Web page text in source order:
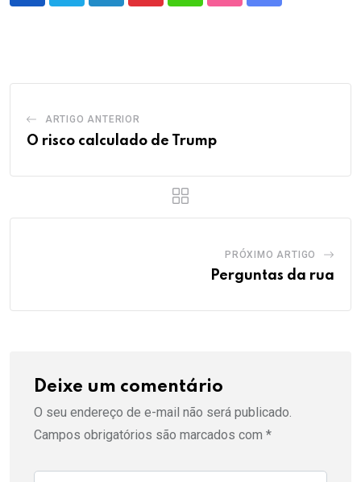
ARTIGO ANTERIOR
O risco calculado de Trump
PRÓXIMO ARTIGO
Perguntas da rua
Deixe um comentário
O seu endereço de e-mail não será publicado.
Campos obrigatórios são marcados com *